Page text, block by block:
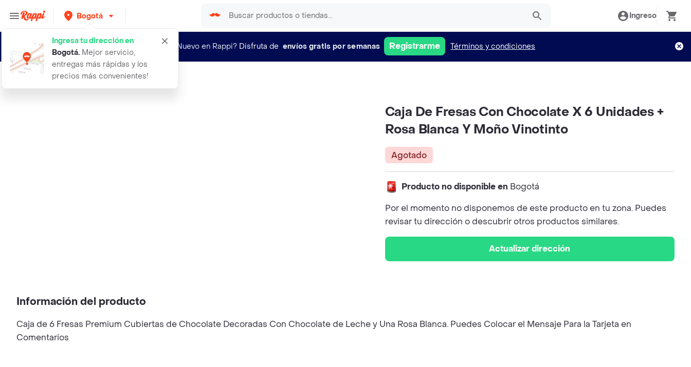
Bogotá
Ingresa tu dirección en
Bogotá. Mejor servicio,
entregas más rápidas y los
precios más convenientes!
Ingreso
¿Nuevo en Rappi? Disfruta de envíos gratis por semanas Registrarme Términos y condiciones
caja de fresas con chocolate x 6 un
Caja De Fresas Con Chocolate X 6 Unidades +
Rosa Blanca Y Moño Vinotinto
Agotado
Producto no disponible en Bogotá
Por el momento no disponemos de este producto en tu zona. Puedes
revisar tu dirección o descubrir otros productos similares.
Actualizar dirección
Información del producto
Caja de 6 Fresas Premium Cubiertas de Chocolate Decoradas Con Chocolate de Leche y Una Rosa Blanca. Puedes Colocar el Mensaje Para la Tarjeta en
Comentarios